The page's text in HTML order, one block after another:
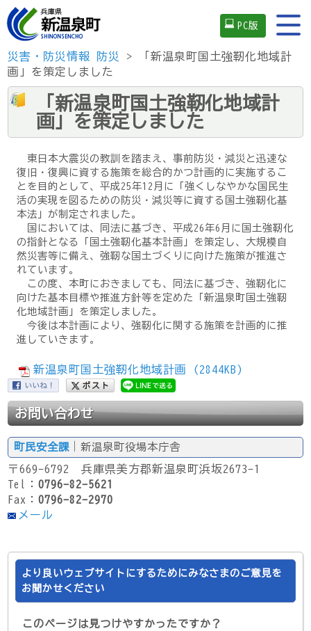
PC版
災害・防災情報 防災
> 「新温泉町国土強靭化地域計
画」を策定しました
「新温泉町国土強靭化地域計
画」を策定しました
東日本大震災の教訓を踏まえ、事前防災・減災と迅速な
復旧・復興に資する施策を総合的かつ計画的に実施するこ
とを目的として、平成25年12月に「強くしなやかな国民生
活の実現を図るための防災・減災等に資する国土強靭化基
本法」が制定されました。
国においては、同法に基づき、平成26年6月に国土強靭化
の指針となる「国土強靭化基本計画」を策定し、大規模自
然災害等に備え、強靭な国土づくりに向けた施策が推進さ
れています。
この度、本町におきましても、同法に基づき、強靭化に
向けた基本目標や推進方針等を定めた「新温泉町国土強靭
化地域計画」を策定しました。
今後は本計画により、強靭化に関する施策を計画的に推
進していきます。
新温泉町国土強靭化地域計画 (2844KB)
お問い合わせ
町民安全課 ｜新温泉町役場本庁舎
〒669-6792 兵庫県美方郡新温泉町浜坂2673-1
Tel：0796-82-5621
Fax：0796-82-2970
メール
より良いウェブサイトにするためにみなさまのご意見を
お聞かせください
このページは見つけやすかったですか？